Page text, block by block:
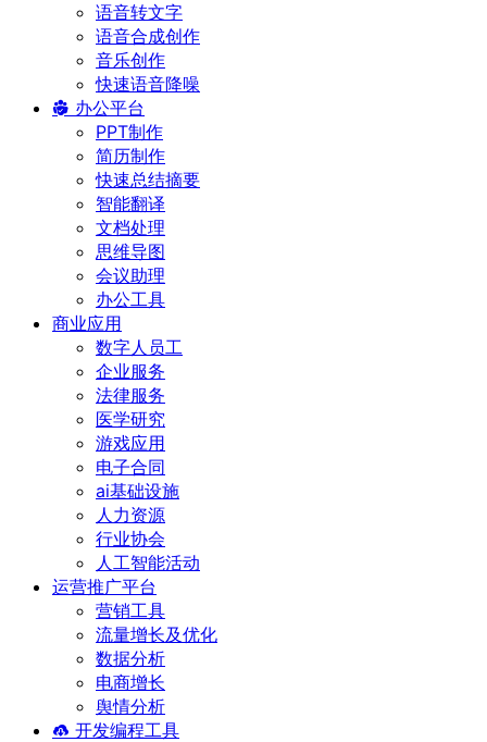
语音转文字
语音合成创作
音乐创作
快速语音降噪
办公平台
PPT制作
简历制作
快速总结摘要
智能翻译
文档处理
思维导图
会议助理
办公工具
商业应用
数字人员工
企业服务
法律服务
医学研究
游戏应用
电子合同
ai基础设施
人力资源
行业协会
人工智能活动
运营推广平台
营销工具
流量增长及优化
数据分析
电商增长
舆情分析
开发编程工具